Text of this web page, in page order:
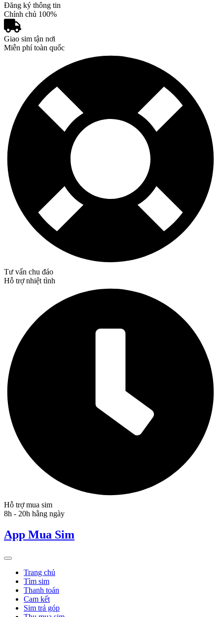
Đăng ký thông tin
Chỉnh chủ 100%
Giao sim tận nơi
Miễn phí toàn quốc
Tư vấn chu đáo
Hỗ trợ nhiệt tình
Hỗ trợ mua sim
8h - 20h hằng ngày
App Mua Sim
Trang chủ
Tìm sim
Thanh toán
Cam kết
Sim trả góp